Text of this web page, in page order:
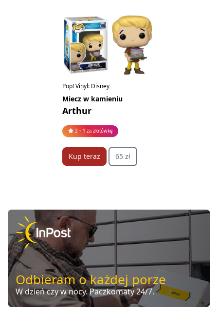
Pop! Vinyl: Disney
Miecz w kamieniu
Arthur
2 + 1 za złotówkę
Kup teraz 65 zł
Odbieram o każdej porze
W dzień czy w nocy. Paczkomaty 24/7.